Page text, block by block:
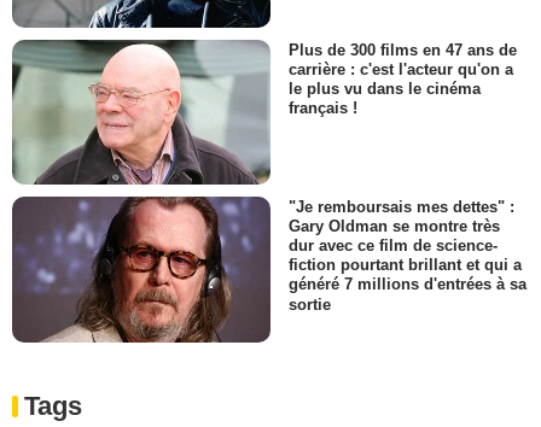
Plus de 300 films en 47 ans de
carrière : c'est l'acteur qu'on a
le plus vu dans le cinéma
français !
"Je remboursais mes dettes" :
Gary Oldman se montre très
dur avec ce film de science-
fiction pourtant brillant et qui a
généré 7 millions d'entrées à sa
sortie
Tags